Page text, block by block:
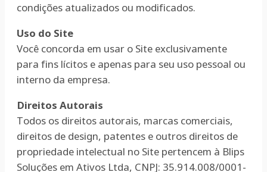
condições atualizados ou modificados.
Uso do Site
Você concorda em usar o Site exclusivamente
para fins lícitos e apenas para seu uso pessoal ou
interno da empresa.
Direitos Autorais
Todos os direitos autorais, marcas comerciais,
direitos de design, patentes e outros direitos de
propriedade intelectual no Site pertencem à Blips
Soluções em Ativos Ltda, CNPJ: 35.914.008/0001-